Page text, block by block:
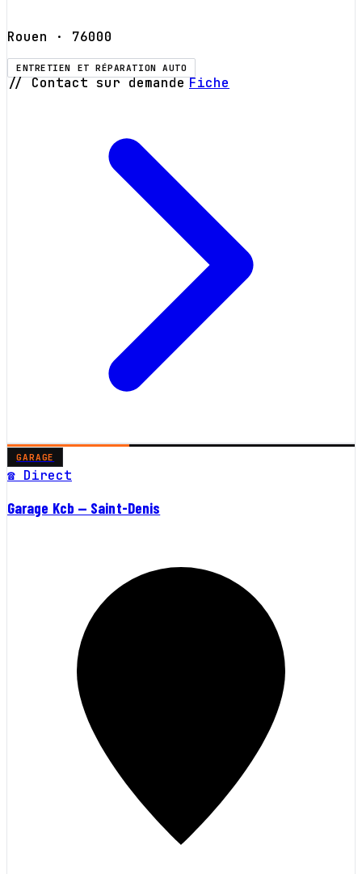
Rouen · 76000
ENTRETIEN ET RÉPARATION AUTO
// Contact sur demande Fiche
GARAGE
☎ Direct
Garage Kcb — Saint-Denis